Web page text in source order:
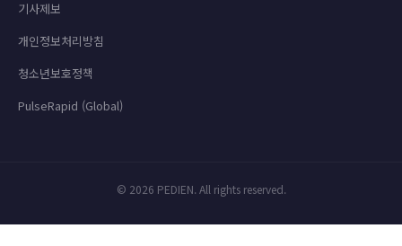
기사제보
개인정보처리방침
청소년보호정책
PulseRapid (Global)
© 2026 PEDIEN. All rights reserved.